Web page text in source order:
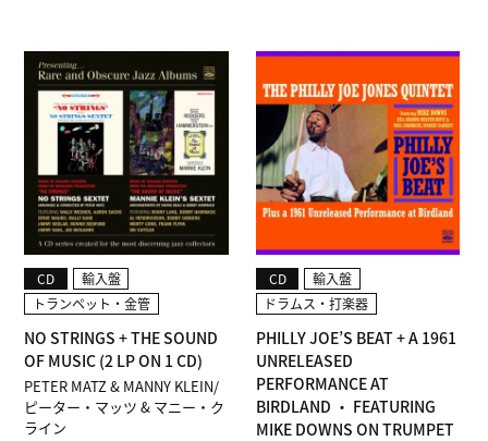
PETER MATZ & MANNY KLEIN/
ピーター・マッツ & マニー・ク
ライン
NO STRINGS + THE SOUND
OF MUSIC (2 LP ON 1 CD)
CD
輸入盤
トランペット・金管
PHILLY JOE’S BEAT + A 1961
UNRELEASED
PERFORMANCE AT
BIRDLAND ・ FEATURING
MIKE DOWNS ON TRUMPET
CD
輸入盤
ドラムス・打楽器